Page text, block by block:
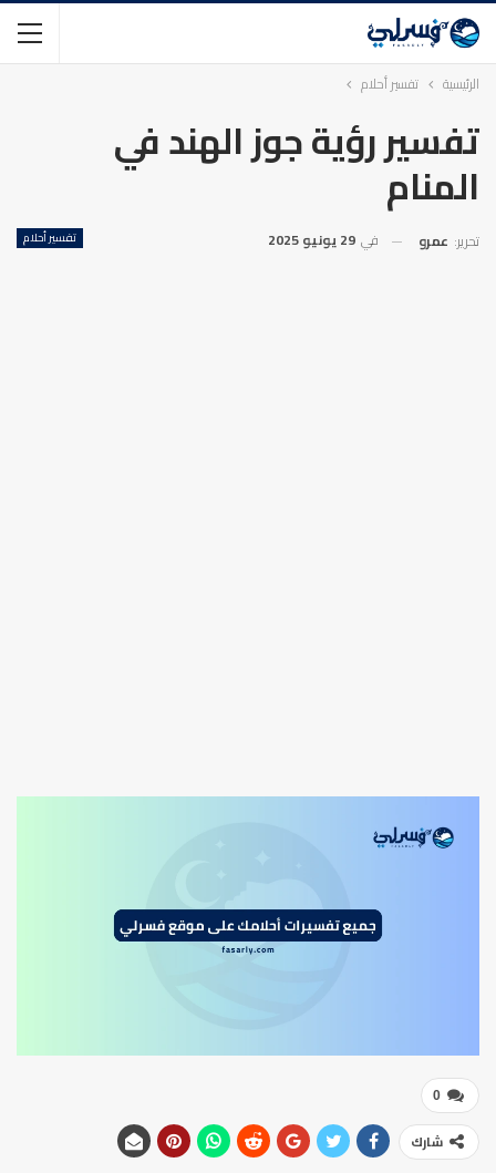
الرئيسية تفسير أحلام
تفسير رؤية جوز الهند في
المنام
تفسير أحلام تحرير: عمرو في 29 يونيو 2025
0
شارك